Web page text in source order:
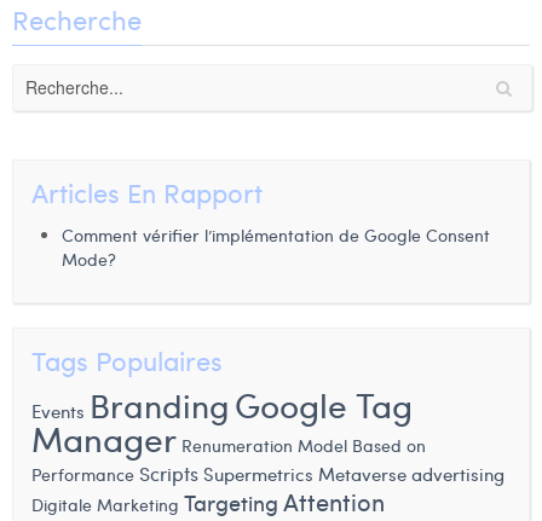
Recherche
Articles En Rapport
Comment vérifier l’implémentation de Google Consent
Mode?
Tags Populaires
Events BrandingGoogle Tag
Manager Renumeration Model Based on
Performance Scripts Supermetrics Metaverse advertising
Digitale Marketing Targeting Attention